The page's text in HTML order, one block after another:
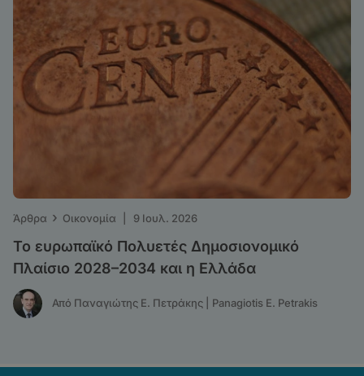
Άρθρα › Οικονομία 9 Ιουλ. 2026
Το ευρωπαϊκό Πολυετές Δημοσιονομικό
Πλαίσιο 2028–2034 και η Ελλάδα
Από Παναγιώτης Ε. Πετράκης | Panagiotis E. Petrakis